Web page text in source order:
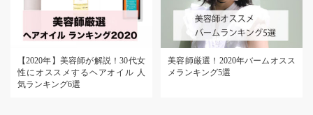
【2020年】美容師が解説！30代女
性にオススメするヘアオイル 人
気ランキング6選
美容師厳選！2020年バームオスス
メランキング5選